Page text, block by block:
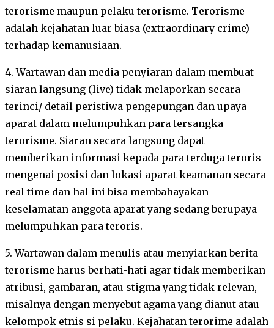
terorisme maupun pelaku terorisme. Terorisme
adalah kejahatan luar biasa (extraordinary crime)
terhadap kemanusiaan.
4. Wartawan dan media penyiaran dalam membuat
siaran langsung (live) tidak melaporkan secara
terinci/ detail peristiwa pengepungan dan upaya
aparat dalam melumpuhkan para tersangka
terorisme. Siaran secara langsung dapat
memberikan informasi kepada para terduga teroris
mengenai posisi dan lokasi aparat keamanan secara
real time dan hal ini bisa membahayakan
keselamatan anggota aparat yang sedang berupaya
melumpuhkan para teroris.
5. Wartawan dalam menulis atau menyiarkan berita
terorisme harus berhati-hati agar tidak memberikan
atribusi, gambaran, atau stigma yang tidak relevan,
misalnya dengan menyebut agama yang dianut atau
kelompok etnis si pelaku. Kejahatan terorime adalah